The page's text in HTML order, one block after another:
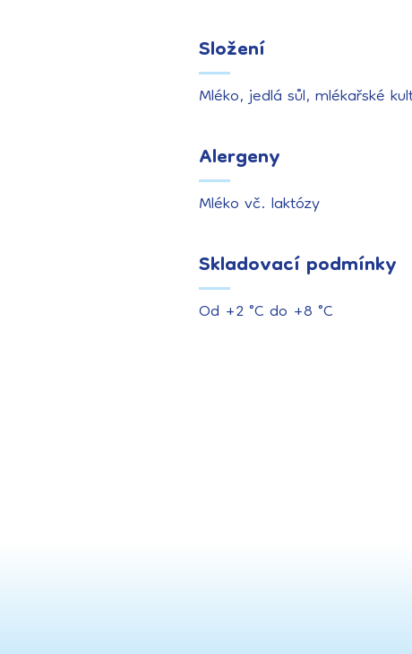
Složení
Mléko, jedlá sůl, mlékařské
Alergeny
Mléko vč. laktózy
Skladovací podmínky
Od +2 °C do +8 °C